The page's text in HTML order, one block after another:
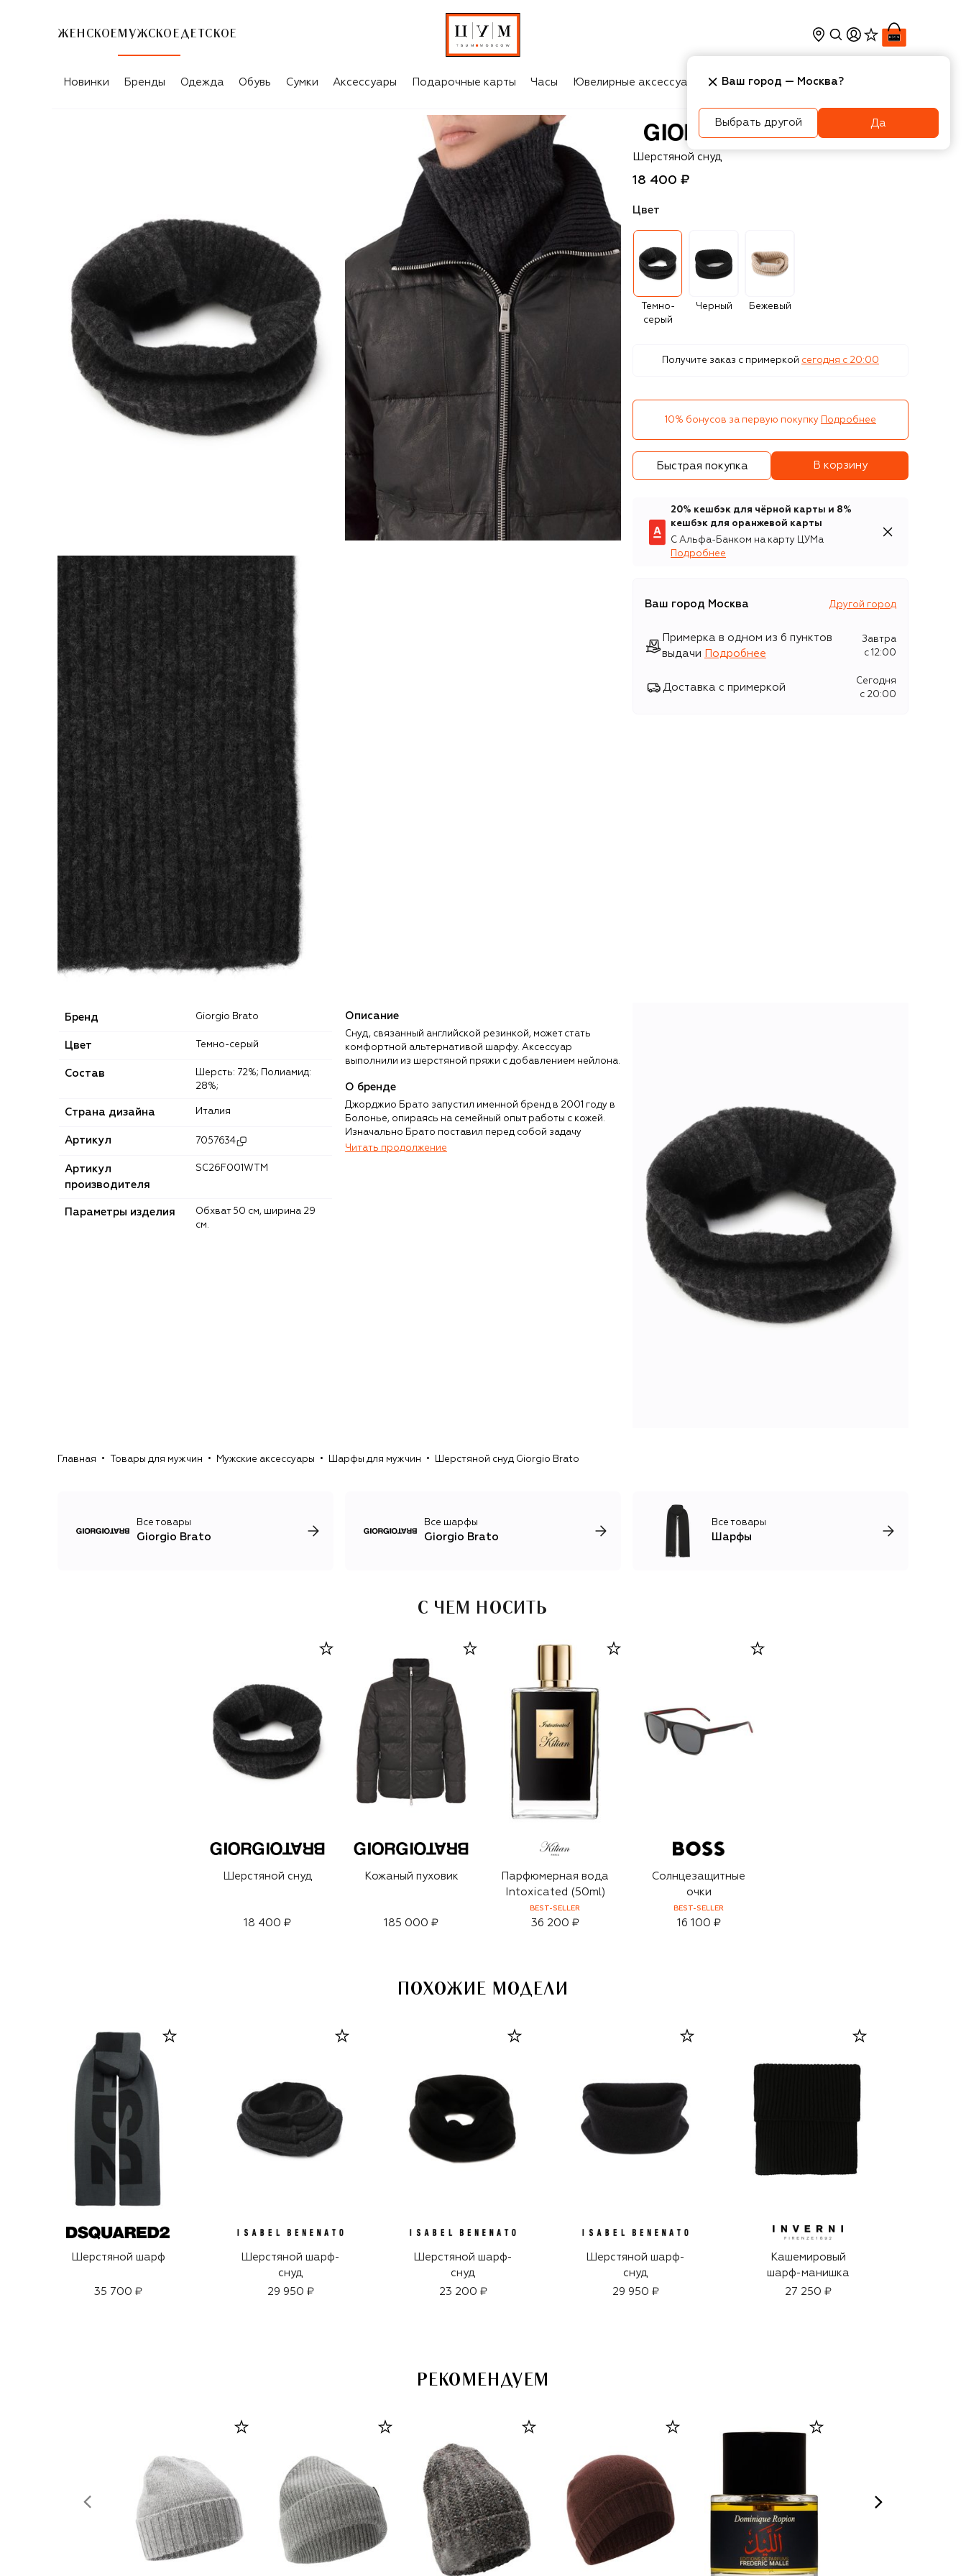
ЖЕНСКОЕ МУЖСКОЕ ДЕТСКОЕ
Новинки Бренды Одежда Обувь Сумки Аксессуары Подарочные карты Часы Ювелирные аксессуары Косметика Интерьер
Giorgio Brato
Шерстяной снуд
18 400 ₽
Цвет
Темно-
серый
Черный Бежевый
Получите заказ с примеркой сегодня c 20:00
10% бонусов за первую покупку Подробнее
Быстрая покупка В корзину
20% кешбэк для чёрной карты и 8%
кешбэк для оранжевой карты
С Альфа-Банком на карту ЦУМа
Подробнее
Ваш город Москва Другой город
Примерка в одном из 6 пунктов
выдачи
Подробнее
Завтра
c 12:00
Доставка с примеркой
Сегодня
c 20:00
Бренд Giorgio Brato
Цвет Темно-серый
Состав
Шерсть: 72%; Полиамид:
28%;
Страна дизайна Италия
Артикул 7057634
Артикул
производителя
SC26F001WTM
Параметры изделия
Обхват 50 см, ширина 29
см.
Описание
Снуд, связанный английской резинкой, может стать
комфортной альтернативой шарфу. Аксессуар
выполнили из шерстяной пряжи с добавлением нейлона.
О бренде
Джорджио Брато запустил именной бренд в 2001 году в
Болонье, опираясь на семейный опыт работы с кожей.
Изначально Брато поставил перед собой задачу
переосмыслить кожаную одежду, которая зачастую
делает ставку на вещи, которые со временем выглядят
Читать продолжение
Главная Товары для мужчин Мужские аксессуары Шарфы для мужчин Шерстяной снуд Giorgio Brato
Все товары
Giorgio Brato
Все шарфы
Giorgio Brato
Все товары
Шарфы
С ЧЕМ НОСИТЬ
Шерстяной снуд
18 400 ₽
Кожаный пуховик
185 000 ₽
Парфюмерная вода
Intoxicated (50ml)
BEST-SELLER
36 200 ₽
Солнцезащитные
очки
BEST-SELLER
16 100 ₽
ПОХОЖИЕ МОДЕЛИ
Шерстяной шарф
35 700 ₽
Шерстяной шарф-
снуд
29 950 ₽
Шерстяной шарф-
снуд
23 200 ₽
Шерстяной шарф-
снуд
29 950 ₽
Кашемировый
шарф-манишка
27 250 ₽
РЕКОМЕНДУЕМ
Ваш город — Москва?
Выбрать другой Да